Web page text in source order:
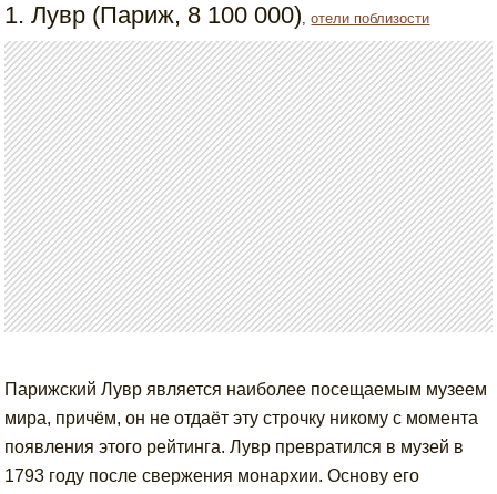
1. Лувр (Париж, 8 100 000),отели поблизости
Парижский Лувр является наиболее посещаемым музеем
мира, причём, он не отдаёт эту строчку никому с момента
появления этого рейтинга. Лувр превратился в музей в
1793 году после свержения монархии. Основу его